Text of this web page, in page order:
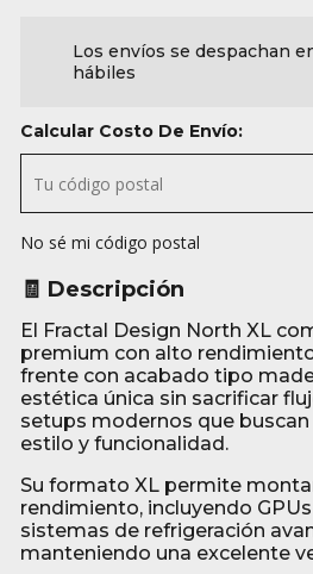
Los envíos se despachan
hábiles
Calcular Costo De Envío:
No sé mi código postal
🧾 Descripción
El Fractal Design North XL
premium con alto
frente con acabado tipo
estética única sin sacrificar
setups modernos que
estilo y funcionalidad.
Su formato XL permite
rendimiento, incluyendo
sistemas de refrigeración
manteniendo una excelente